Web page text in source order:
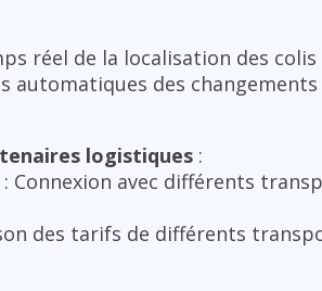
réel de la localisation des
automatiques des
logistiques :
: Connexion avec différents
des tarifs de différents